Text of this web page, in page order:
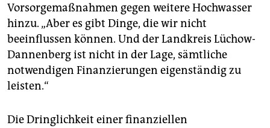
Vorsorgemaßnahmen gegen weitere Hochwasser
hinzu. „Aber es gibt Dinge, die wir nicht
beeinflussen können. Und der Landkreis Lüchow-
Dannenberg ist nicht in der Lage, sämtliche
notwendigen Finanzierungen eigenständig zu
leisten.“
Die Dringlichkeit einer finanziellen